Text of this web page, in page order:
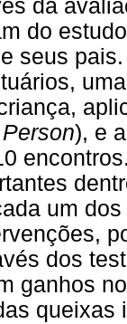
da
do
seus
), e
um
dos
ganhos
queixas